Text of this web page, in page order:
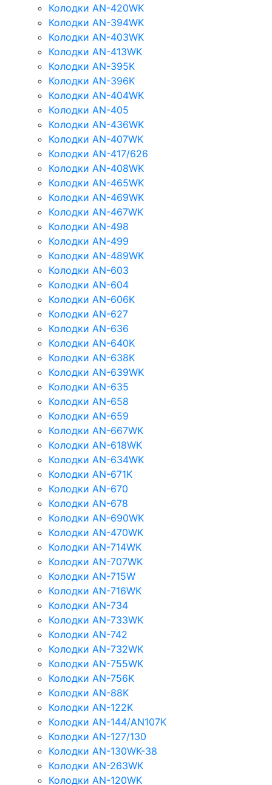
Колодки AN-420WK
Колодки AN-394WK
Колодки AN-403WK
Колодки AN-413WK
Колодки AN-395K
Колодки AN-396K
Колодки AN-404WK
Колодки AN-405
Колодки AN-436WK
Колодки AN-407WK
Колодки AN-417/626
Колодки AN-408WK
Колодки AN-465WK
Колодки AN-469WK
Колодки AN-467WK
Колодки AN-498
Колодки AN-499
Колодки AN-489WK
Колодки AN-603
Колодки AN-604
Колодки AN-606K
Колодки AN-627
Колодки AN-636
Колодки AN-640K
Колодки AN-638K
Колодки AN-639WK
Колодки AN-635
Колодки AN-658
Колодки AN-659
Колодки AN-667WK
Колодки AN-618WK
Колодки AN-634WK
Колодки AN-671K
Колодки AN-670
Колодки AN-678
Колодки AN-690WK
Колодки AN-470WK
Колодки AN-714WK
Колодки AN-707WK
Колодки AN-715W
Колодки AN-716WK
Колодки AN-734
Колодки AN-733WK
Колодки AN-742
Колодки AN-732WK
Колодки AN-755WK
Колодки AN-756K
Колодки AN-88K
Колодки AN-122K
Колодки AN-144/AN107K
Колодки AN-127/130
Колодки AN-130WK-38
Колодки AN-263WK
Колодки AN-120WK